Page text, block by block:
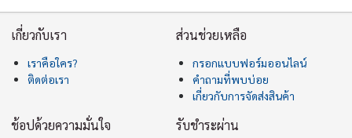
เกี่ยวกับเรา
เราคือใคร?
ติดต่อเรา
ส่วนช่วยเหลือ
กรอกแบบฟอร์มออนไลน์
คำถามที่พบบ่อย
เกี่ยวกับการจัดส่งสินค้า
ช้อปด้วยความมั่นใจ รับชำระผ่าน